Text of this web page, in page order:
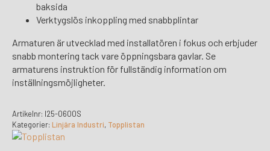
baksida
Verktygslös inkoppling med snabbplintar
Armaturen är utvecklad med installatören i fokus och erbjuder
snabb montering tack vare öppningsbara gavlar. Se
armaturens instruktion för fullständig information om
inställningsmöjligheter.
Artikelnr: I25-0600S
Kategorier: Linjära Industri, Topplistan